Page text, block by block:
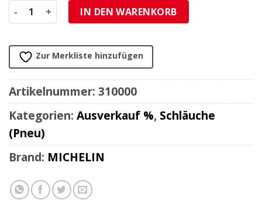
Schlauch 10B4 3.00-3.50 100/80 100/90-10 Michelin (733003)
IN DEN WARENKORB
Zur Merkliste hinzufügen
Artikelnummer: 310000
Kategorien: Ausverkauf %, Schläuche
(Pneu)
Brand: MICHELIN